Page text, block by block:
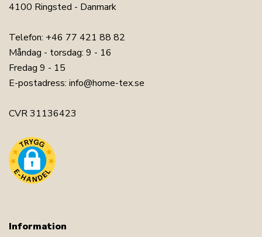
4100 Ringsted - Danmark
Telefon: +46 77 421 88 82
Måndag - torsdag: 9 - 16
Fredag 9 - 15
E-postadress: info@home-tex.se
CVR 31136423
Information